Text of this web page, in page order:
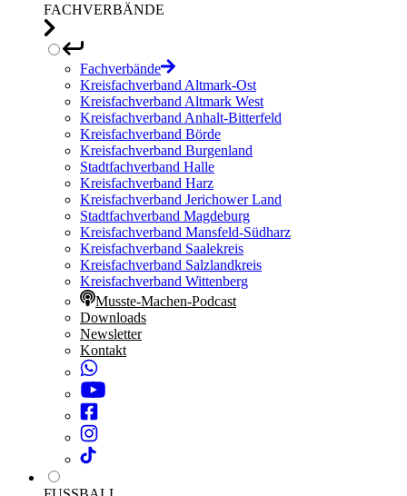
FACHVERBÄNDE
Fachverbände
Kreisfachverband Altmark-Ost
Kreisfachverband Altmark West
Kreisfachverband Anhalt-Bitterfeld
Kreisfachverband Börde
Kreisfachverband Burgenland
Stadtfachverband Halle
Kreisfachverband Harz
Kreisfachverband Jerichower Land
Stadtfachverband Magdeburg
Kreisfachverband Mansfeld-Südharz
Kreisfachverband Saalekreis
Kreisfachverband Salzlandkreis
Kreisfachverband Wittenberg
Musste-Machen-Podcast
Downloads
Newsletter
Kontakt